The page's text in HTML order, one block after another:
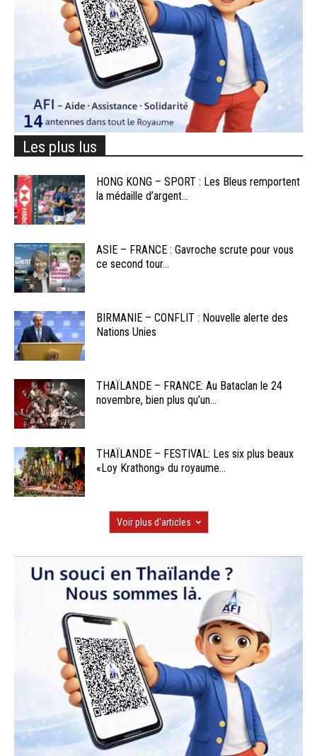
Les plus lus
HONG KONG – SPORT : Les Bleus remportent
la médaille d’argent...
ASIE – FRANCE : Gavroche scrute pour vous
ce second tour...
BIRMANIE – CONFLIT : Nouvelle alerte des
Nations Unies
THAÏLANDE – FRANCE: Au Bataclan le 24
novembre, bien plus qu’un...
THAÏLANDE – FESTIVAL: Les six plus beaux
«Loy Krathong» du royaume...
Voir plus d'articles